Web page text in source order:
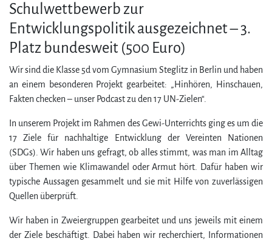
Schulwettbewerb zur
Entwicklungspolitik ausgezeichnet – 3.
Platz bundesweit (500 Euro)
Wir sind die Klasse 5d vom Gymnasium Steglitz in Berlin und haben
an einem besonderen Projekt gearbeitet: „Hinhören, Hinschauen,
Fakten checken – unser Podcast zu den 17 UN-Zielen“.
In unserem Projekt im Rahmen des Gewi-Unter­richts ging es um die
17 Ziele für nachhaltige Entwicklung der Vereinten Nationen
(SDGs). Wir haben uns gefragt, ob alles stimmt, was man im Alltag
über The­men wie Klimawandel oder Armut hört. Dafür haben wir
typische Aussagen gesammelt und sie mit Hilfe von zuverlässigen
Quellen überprüft.
Wir haben in Zweiergruppen gearbeitet und uns jeweils mit einem
der Ziele beschäftigt. Dabei haben wir recherchiert, Informationen